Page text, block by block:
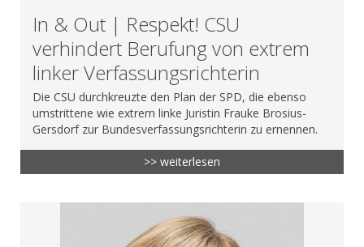
In & Out | Respekt! CSU
verhindert Berufung von extrem
linker Verfassungsrichterin
Die CSU durchkreuzte den Plan der SPD, die ebenso
umstrittene wie extrem linke Juristin Frauke Brosius-
Gersdorf zur Bundesverfassungsrichterin zu ernennen.
>> weiterlesen